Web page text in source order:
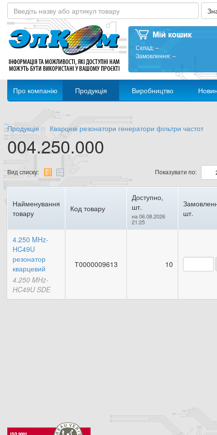
Склад:–
Замовлення:–
Про компанію Продукція Виробництво
Продукція Кварцеві резонатори генератори фільтри частот
004.250.000
Вид списку: Показувати по:
Найменування
товару
Код товару
Доступно,
шт.
на 06.08.2026
21:25
шт.
4.250 MHz-
HC49U
резонатор
кварцевий
4.250 MHz-
HC49U SDE
Т0000009613 10